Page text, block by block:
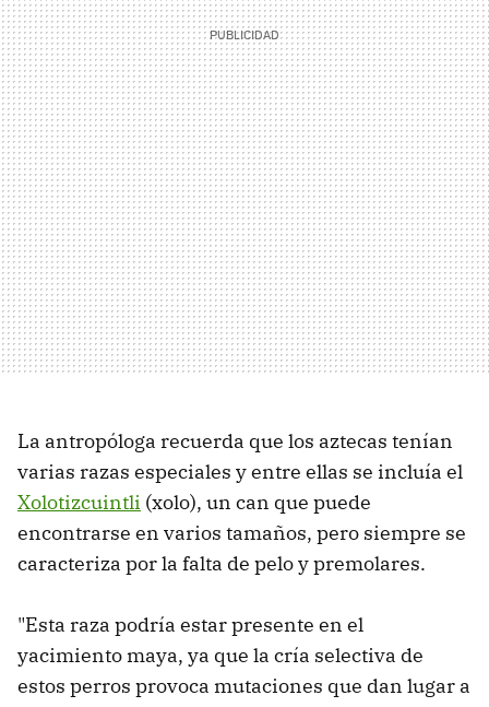
La antropóloga recuerda que los aztecas tenían
varias razas especiales y entre ellas se incluía el
Xolotizcuintli (xolo), un can que puede
encontrarse en varios tamaños, pero siempre se
caracteriza por la falta de pelo y premolares.
"Esta raza podría estar presente en el
yacimiento maya, ya que la cría selectiva de
estos perros provoca mutaciones que dan lugar a